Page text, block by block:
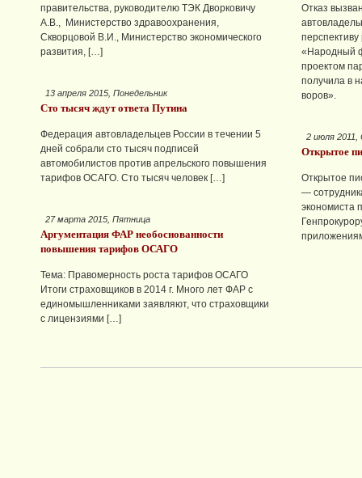
правительства, руководителю ТЭК Дворковичу
А.В., Министерство здравоохранения,
Скворцовой В.И., Министерство экономического
развития, […]
13 апреля 2015, Понедельник
Сто тысяч ждут ответа Путина
Федерация автовладельцев России в течении 5
дней собрали сто тысяч подписей
автомобилистов против апрельского повышения
тарифов ОСАГО. Сто тысяч человек […]
27 марта 2015, Пятница
Аргументация ФАР необоснованности
повышения тарифов ОСАГО
Тема: Правомерность роста тарифов ОСАГО
Итоги страховщиков в 2014 г. Много лет ФАР с
единомышленниками заявляют, что страховщики
с лицензиями […]
Отказ
«Народный
проектом
получила в
воров».
2 июля
Открытое
Открытое
—
экономиста